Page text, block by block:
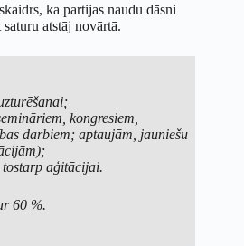
ka partijas naudu dāsni
atstāj novārtā.
kongresiem,
darbiem; aptaujām, jauniešu
aģitācijai.
60 %.